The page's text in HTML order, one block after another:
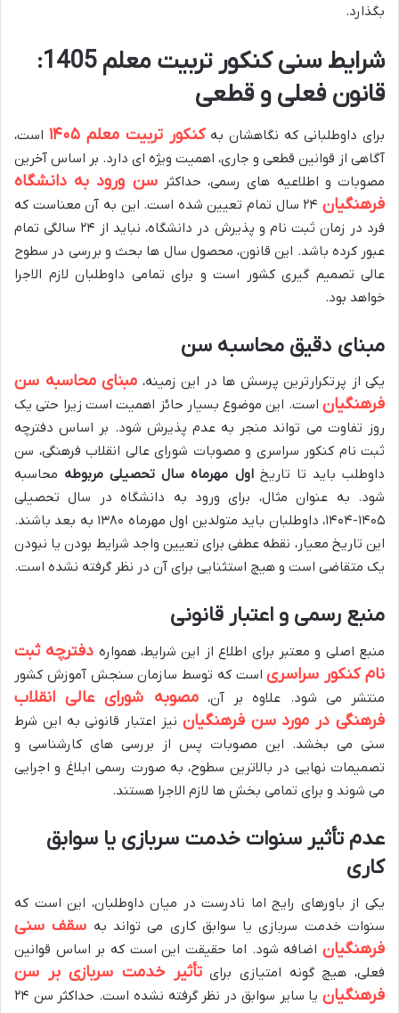
بگذارد.
شرایط سنی کنکور تربیت معلم 1405:
قانون فعلی و قطعی
برای داوطلبانی که نگاهشان بهکنکور تربیت معلم ۱۴۰۵
است،
آگاهی از قوانین قطعی و جاری، اهمیت ویژه ای دارد. بر اساس آخرین
مصوبات و اطلاعیه های رسمی، حداکثرسن ورود به دانشگاه
فرهنگیان
۲۴ سال تمام تعیین شده است. این به آن معناست که
فرد در زمان ثبت نام و پذیرش در دانشگاه، نباید از ۲۴ سالگی تمام
عبور کرده باشد. این قانون، محصول سال ها بحث و بررسی در سطوح
عالی تصمیم گیری کشور است و برای تمامی داوطلبان لازم الاجرا
خواهد بود.
مبنای دقیق محاسبه سن
یکی از پرتکرارترین پرسش ها در این زمینه، مبنای محاسبه سن
فرهنگیان است. این موضوع بسیار حائز اهمیت است زیرا حتی یک
روز تفاوت می تواند منجر به عدم پذیرش شود. بر اساس دفترچه
ثبت نام کنکور سراسری و مصوبات شورای عالی انقلاب فرهنگی، سن
داوطلب باید تا تاریخاول مهرماه سال تحصیلی مربوطه محاسبه
شود. به عنوان مثال، برای ورود به دانشگاه در سال تحصیلی
۱۴۰۵-۱۴۰۴، داوطلبان باید متولدین اول مهرماه ۱۳۸۰ به بعد باشند.
این تاریخ معیار، نقطه عطفی برای تعیین واجد شرایط بودن یا نبودن
یک متقاضی است و هیچ استثنایی برای آن در نظر گرفته نشده است.
منبع رسمی و اعتبار قانونی
منبع اصلی و معتبر برای اطلاع از این شرایط، همواره دفترچه ثبت
نام کنکور سراسریاست که توسط سازمان سنجش آموزش کشور
منتشر می شود. علاوه بر آن،مصوبه شورای عالی انقلاب
فرهنگی در مورد سن فرهنگیان نیز اعتبار قانونی به این شرط
سنی می بخشد. این مصوبات پس از بررسی های کارشناسی و
تصمیمات نهایی در بالاترین سطوح، به صورت رسمی ابلاغ و اجرایی
می شوند و برای تمامی بخش ها لازم الاجرا هستند.
عدم تأثیر سنوات خدمت سربازی یا سوابق
کاری
یکی از باورهای رایج اما نادرست در میان داوطلبان، این است که
سنوات خدمت سربازی یا سوابق کاری می تواند به سقف سنی
فرهنگیان اضافه شود. اما حقیقت این است که بر اساس قوانین
فعلی، هیچ گونه امتیازی برایتأثیر خدمت سربازی بر سن
فرهنگیان
یا سایر سوابق در نظر گرفته نشده است. حداکثر سن ۲۴